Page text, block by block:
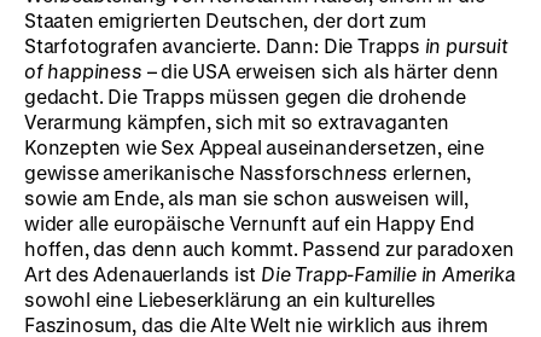
Staaten emigrierten Deutschen, der dort zum
Starfotografen avancierte. Dann: Die Trapps in pursuit
of happiness – die USA erweisen sich als härter denn
gedacht. Die Trapps müssen gegen die drohende
Verarmung kämpfen, sich mit so extravaganten
Konzepten wie Sex Appeal auseinandersetzen, eine
gewisse amerikanische Nassforschness erlernen,
sowie am Ende, als man sie schon ausweisen will,
wider alle europäische Vernunft auf ein Happy End
hoffen, das denn auch kommt. Passend zur paradoxen
Art des Adenauerlands ist Die Trapp-Familie in Amerika
sowohl eine Liebeserklärung an ein kulturelles
Faszinosum, das die Alte Welt nie wirklich aus ihrem